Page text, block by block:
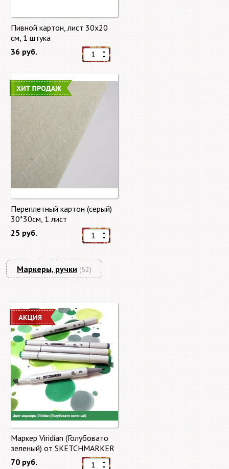
Пивной картон, лист 30х20
cм, 1 штука
36 руб.
Переплетный картон (серый)
30*30см, 1 лист
25 руб.
Маркеры, ручки (52)
Маркер Viridian (Голубовато
зеленый) от SKETCHMARKER
70 руб.